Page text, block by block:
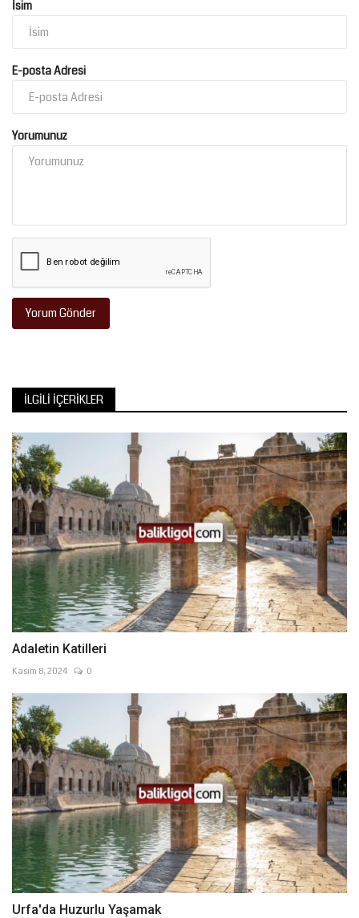
İsim
E-posta Adresi
Yorumunuz
Yorum Gönder
İLGILI İÇERIKLER
Adaletin Katilleri
Kasım 8, 2024 0
Urfa'da Huzurlu Yaşamak